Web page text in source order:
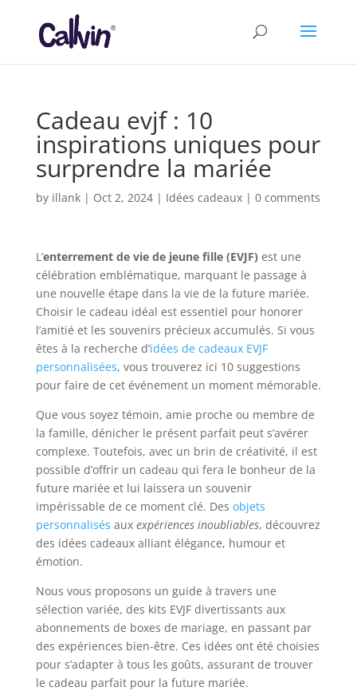
Cadeau evjf : 10
inspirations uniques pour
surprendre la mariée
by illank| Oct 2, 2024| Idées cadeaux| 0 comments
L’enterrement de vie de jeune fille (EVJF) est une
célébration emblématique, marquant le passage à
une nouvelle étape dans la vie de la future mariée.
Choisir le cadeau idéal est essentiel pour honorer
l’amitié et les souvenirs précieux accumulés. Si vous
êtes à la recherche d’idées de cadeaux EVJF
personnalisées, vous trouverez ici 10 suggestions
pour faire de cet événement un moment mémorable.
Que vous soyez témoin, amie proche ou membre de
la famille, dénicher le présent parfait peut s’avérer
complexe. Toutefois, avec un brin de créativité, il est
possible d’offrir un cadeau qui fera le bonheur de la
future mariée et lui laissera un souvenir
impérissable de ce moment clé. Des objets
personnalisés aux expériences inoubliables, découvrez
des idées cadeaux alliant élégance, humour et
émotion.
Nous vous proposons un guide à travers une
sélection variée, des kits EVJF divertissants aux
abonnements de boxes de mariage, en passant par
des expériences bien-être. Ces idées ont été choisies
pour s’adapter à tous les goûts, assurant de trouver
le cadeau parfait pour la future mariée.